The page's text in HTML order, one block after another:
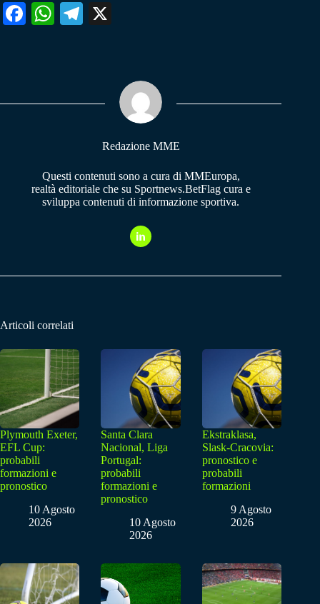
Fa W
pp
Te
m
Redazione MME
Questi contenuti sono a cura di MMEuropa,
realtà editoriale che su Sportnews.BetFlag cura e
sviluppa contenuti di informazione sportiva.
Articoli correlati
Plymouth Exeter,
EFL Cup:
probabili
formazioni e
pronostico
10 Agosto
2026
Santa Clara
Nacional, Liga
Portugal:
probabili
formazioni e
pronostico
10 Agosto
2026
Ekstraklasa,
Slask-Cracovia:
pronostico e
probabili
formazioni
9 Agosto
2026